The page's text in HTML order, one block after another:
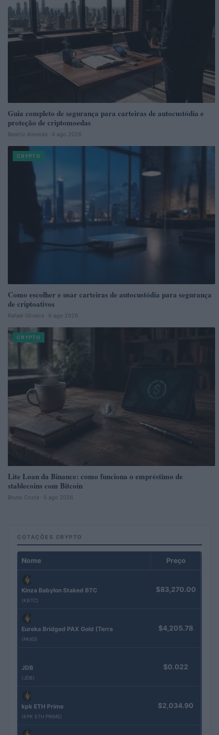
Guia completo de segurança para carteiras de autocustódia e
proteção de criptomoedas
Beatriz Almeida · 6 ago 2026
CRYPTO
Como escolher e usar carteiras de autocustódia para segurança
de criptoativos
Rafael Oliveira · 6 ago 2026
CRYPTO
Lite Loan da Binance: como funciona o empréstimo de
stablecoins com Bitcoin
Bruno Costa · 5 ago 2026
COTAÇÕES CRYPTO
Nome Preço
Kinza Babylon Staked BTC
(KBTC)
$83,270.00
Eureka Bridged PAX Gold (Terra
(PAXG)
$4,205.78
JDB
(JDB)
$0.022
kpk ETH Prime
(KPK ETH PRIME)
$2,034.90